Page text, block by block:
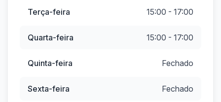
Terça-feira 15:00 - 17:00
Quarta-feira 15:00 - 17:00
Quinta-feira Fechado
Sexta-feira Fechado